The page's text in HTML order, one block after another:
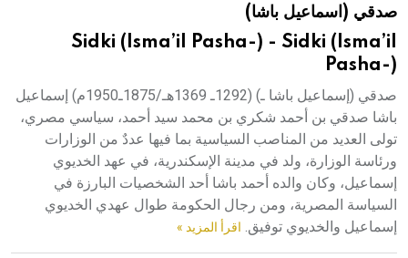
هيئة الموسوعة العربية تطلق موسوعات جديدة في عام 2026
صدقي (اسماعيل باشا)
Sidki (Isma’il Pasha-) - Sidki (Isma’il
Pasha-)
صدقي (إسماعيل باشا ـ) (1292ـ 1369هـ/1875ـ1950م) إسماعيل
باشا صدقي بن أحمد شكري بن محمد سيد أحمد، سياسي مصري،
تولى العديد من المناصب السياسية بما فيها عددٌ من الوزارات
ورئاسة الوزارة، ولد في مدينة الإسكندرية، في عهد الخديوي
إسماعيل، وكان والده أحمد باشا أحد الشخصيات البارزة في
السياسة المصرية، ومن رجال الحكومة طوال عهدي الخديوي
إسماعيل والخديوي توفيق. اقرأ المزيد »